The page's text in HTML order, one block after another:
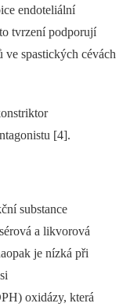
endoteliální
tvrzení podporují
spastických cévách
[4].
substance
a likvorová
je nízká při
oxidázy, která